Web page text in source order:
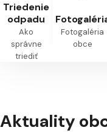
Triedenie
odpadu
Ako
správne
triediť
Fotogaléria
obce
Aktuality